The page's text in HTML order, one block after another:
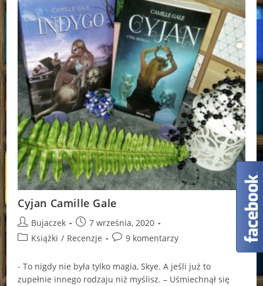
Cyjan Camille Gale
Post
author:
Bujaczek
Post
published:
7 września, 2020
PostKsiążki / Recenzje
Post9 komentarzy
- To nigdy nie była tylko magia, Skye. A jeśli już to
zupełnie innego rodzaju niż myślisz. – Uśmiechnął się